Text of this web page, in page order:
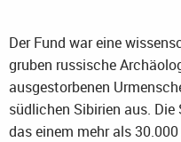
Der Fund war eine
gruben russische
ausgestorbenen
südlichen Sibirien aus. Die
das einem mehr als